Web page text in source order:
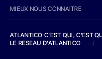
MIEUX NOUS CONNAITRE
ATLANTICO C'EST QUI, C'EST
LE RESEAU D'ATLANTICO
/